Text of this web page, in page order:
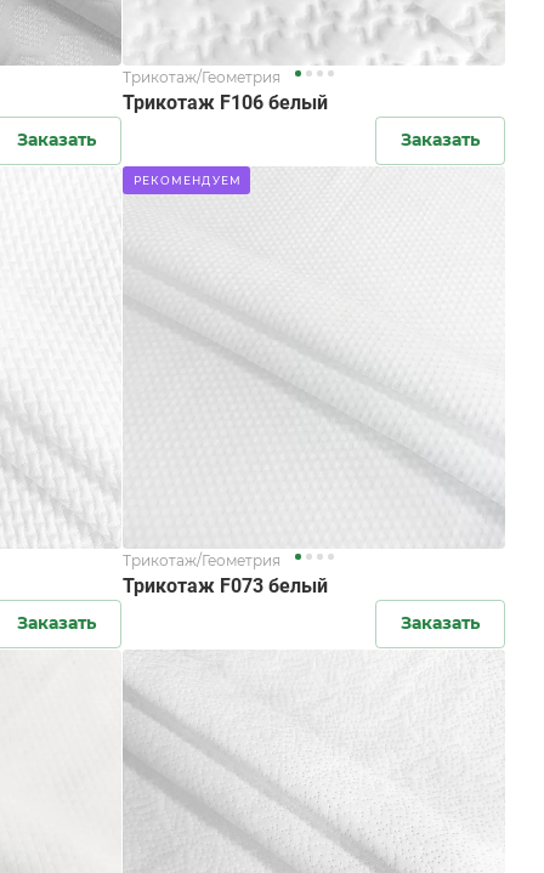
Заказать
Трикотаж/Геометрия
Трикотаж F106 белый
Заказать
Заказать
РЕКОМЕНДУЕМ
Трикотаж/Геометрия
Трикотаж F073 белый
Заказать